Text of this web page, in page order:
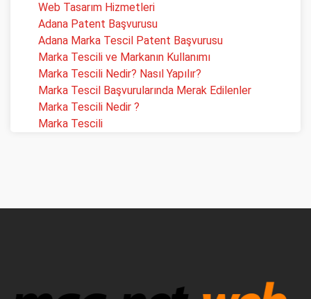
Web Tasarım Hizmetleri
Adana Patent Başvurusu
Adana Marka Tescil Patent Başvurusu
Marka Tescili ve Markanın Kullanımı
Marka Tescili Nedir? Nasıl Yapılır?
Marka Tescil Başvurularında Merak Edilenler
Marka Tescili Nedir ?
Marka Tescili